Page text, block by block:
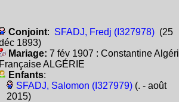
Conjoint: SFADJ, Fredj (I327978)(25
1893)
Mariage: 7 fév 1907 : Constantine
Française ALGÉRIE
Enfants:
SFADJ, Salomon (I327979)(. - août
2015)